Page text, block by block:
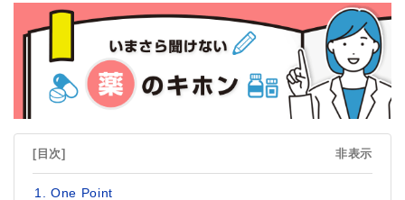
[目次] 非表示
One Point